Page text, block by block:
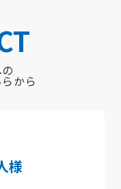
から
様